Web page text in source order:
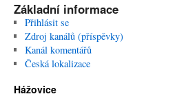
Základní informace
Přihlásit se
Zdroj kanálů (příspěvky)
Kanál komentářů
Česká lokalizace
Hážovice